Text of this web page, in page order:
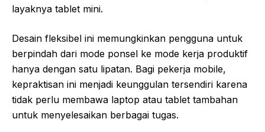
layaknya tablet mini.
Desain fleksibel ini memungkinkan pengguna untuk
berpindah dari mode ponsel ke mode kerja produktif
hanya dengan satu lipatan. Bagi pekerja mobile,
kepraktisan ini menjadi keunggulan tersendiri karena
tidak perlu membawa laptop atau tablet tambahan
untuk menyelesaikan berbagai tugas.